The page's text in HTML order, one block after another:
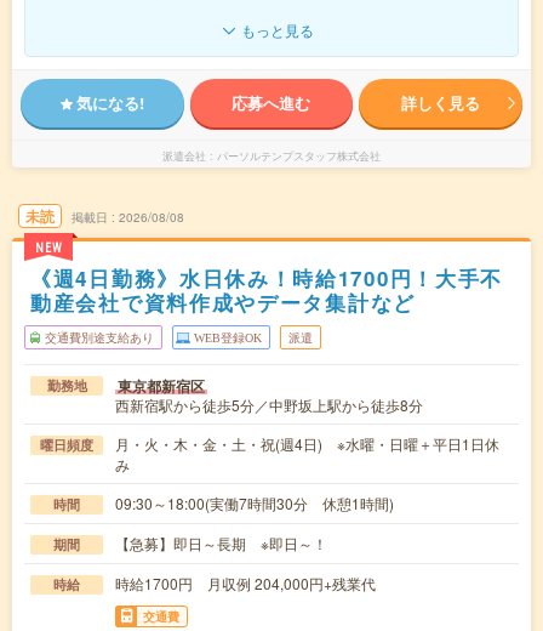
もっと見る
気になる! 応募へ進む 詳しく見る
派遣会社 パーソルテンプスタッフ株式会社
未読
NEW
掲載日 2026/08/08
《週4日勤務》水日休み！時給1700円！大手不
動産会社で資料作成やデータ集計など
交通費別途支給あり WEB登録OK 派遣
勤務地 東京都新宿区
西新宿駅から徒歩5分／中野坂上駅から徒歩8分
曜日頻度
月・火・木・金・土・祝(週4日) ※水曜・日曜＋平日1日休
み
時間 09:30～18:00(実働7時間30分 休憩1時間)
期間 【急募】即日～長期 ※即日～！
時給 時給1700円 月収例 204,000円+残業代
交通費